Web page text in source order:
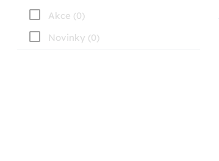
Akce (0)
Novinky (0)